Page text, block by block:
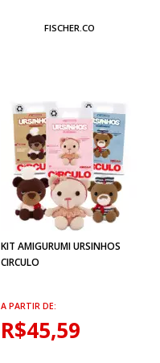
FISCHER.CO
KIT AMIGURUMI URSINHOS
CIRCULO
A PARTIR DE:
R$45,59